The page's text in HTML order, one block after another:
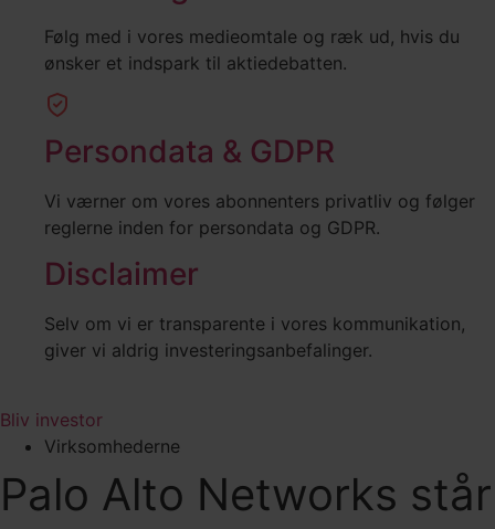
Følg med i vores medieomtale og ræk ud, hvis du
ønsker et indspark til aktiedebatten.
Persondata & GDPR
Vi værner om vores abonnenters privatliv og følger
reglerne inden for persondata og GDPR.
Disclaimer
Selv om vi er transparente i vores kommunikation,
giver vi aldrig investeringsanbefalinger.
Bliv investor
Virksomhederne
Palo Alto Networks står